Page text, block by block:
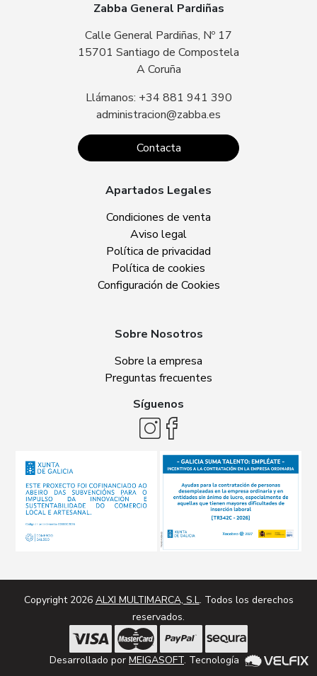
Zabba General Pardiñas
Calle General Pardiñas, Nº 17
15701 Santiago de Compostela
A Coruña
Llámanos: +34 881 941 390
administracion@zabba.es
Contacta
Apartados Legales
Condiciones de venta
Aviso legal
Política de privacidad
Política de cookies
Configuración de Cookies
Sobre Nosotros
Sobre la empresa
Preguntas frecuentes
Síguenos
Copyright 2026 ALXI MULTIMARCA, S.L. Todos los derechos
reservados.
Desarrollado por MEIGASOFT. Tecnología